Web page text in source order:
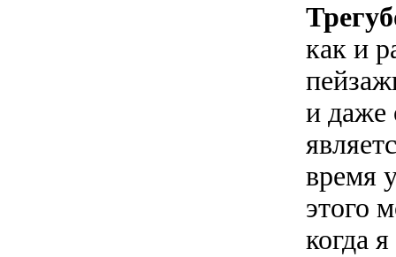
как и
и даже
время
этого
когда